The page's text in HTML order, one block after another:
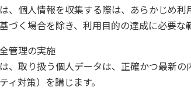
、個人情報を収集する際は、あらかじめ
づく場合を除き、利用目的の達成に必要な
管理の実施
、取り扱う個人データは、正確かつ最新
ィ対策）を講じます。